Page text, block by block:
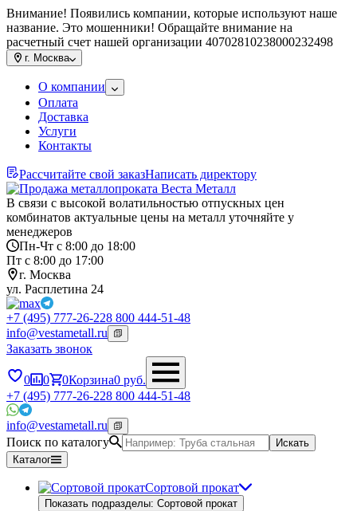
Внимание! Появились компании, которые используют наше
название. Это мошенники! Обращайте внимание на
расчетный счет нашей организации 40702810238000232498
г. Москва
О компании
Оплата
Доставка
Услуги
Контакты
Рассчитайте свой заказНаписать директору
В связи с высокой волатильностью отпускных цен
комбинатов актуальные цены на металл уточняйте у
менеджеров
Пн-Чт с 8:00 до 18:00
Пт с 8:00 до 17:00
г. Москва
ул. Расплетина 24
+7 (495) 777-26-228 800 444-51-48
info@vestametall.ru
Заказать звонок
0 0 0Корзина0 руб.
+7 (495) 777-26-228 800 444-51-48
info@vestametall.ru
Поиск по каталогу
Искать
Каталог
Сортовой прокат
Показать подразделы: Сортовой прокат